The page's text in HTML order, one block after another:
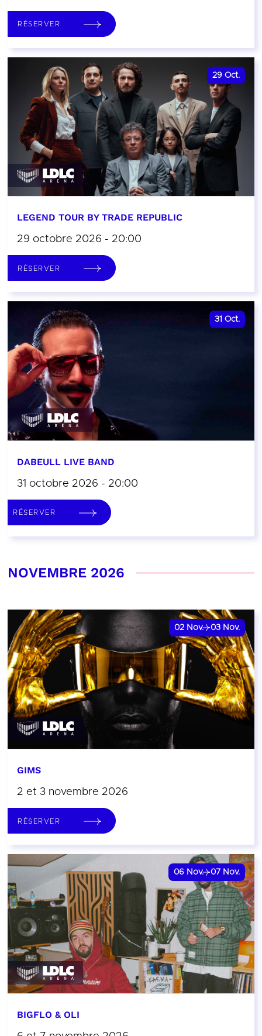
RÉSERVER
29 Oct.
LEGEND TOUR BY TRADE REPUBLIC
29 octobre 2026 - 20:00
RÉSERVER
31 Oct.
DABEULL LIVE BAND
31 octobre 2026 - 20:00
RÉSERVER
NOVEMBRE 2026
02 Nov. 03 Nov.
GIMS
2 et 3 novembre 2026
RÉSERVER
06 Nov. 07 Nov.
BIGFLO & OLI